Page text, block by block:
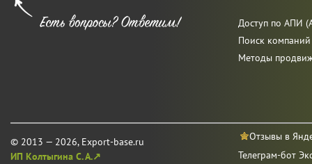
© 2013 — 2026, Export-base.ru
ИП Колтыгина С. А.↗
Доступ по АПИ
Поиск
Методы
Отзывы в
Телеграм-бот